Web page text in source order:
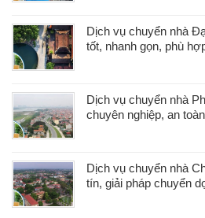
Dịch vụ chuyển nhà
tốt, nhanh gọn, phù
Dịch vụ chuyển nhà
chuyên nghiệp, an
Dịch vụ chuyển nhà
tín, giải pháp chuyển